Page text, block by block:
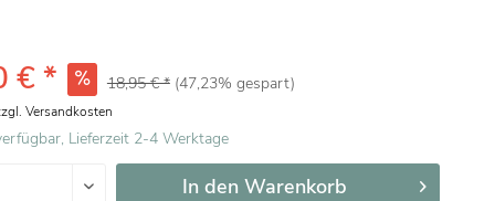
€ * 18,95 € * (47,23% gespart)
Versandkosten
Lieferzeit 2-4 Werktage
In den Warenkorb